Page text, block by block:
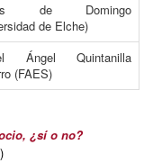
de Domingo
de Elche)
Ángel Quintanilla
(FAES)
¿sí o no?